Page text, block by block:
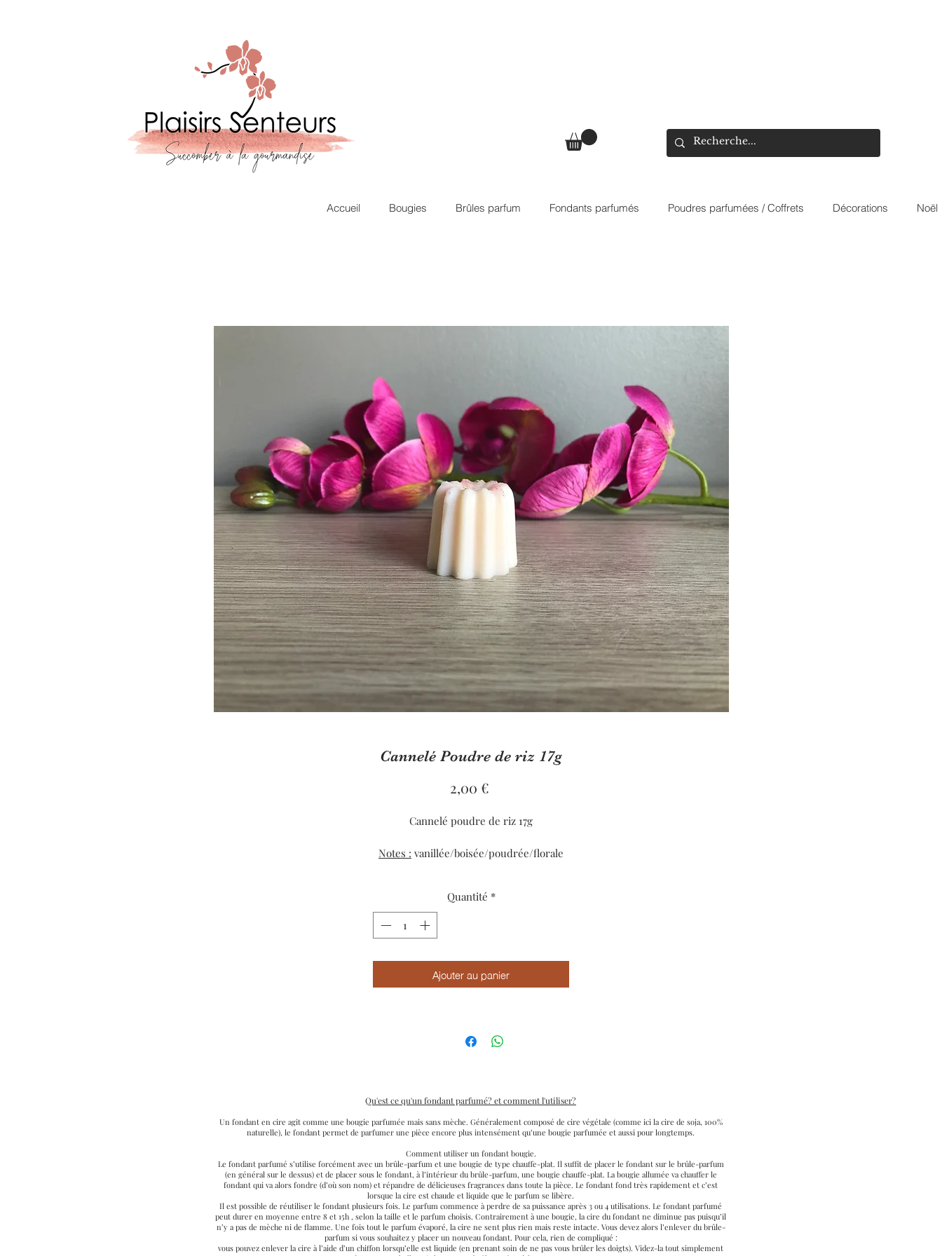
Accueil Bougies Brûles parfum Fondants parfumés Poudres parfumées / Coffrets Décorations Noël
Cannelé Poudre de riz 17g
2,00 €Prix
Cannelé poudre de riz 17g
Notes : vanillée/boisée/poudrée/florale
Notes de fond :santal/musc/héliotrope
A utiliser avec un brûle parfum et une bougie chauffe plat
Quantité *
Ajouter au panier
Qu'est ce qu'un fondant parfumé? et comment l'utiliser?
Un fondant en cire agit comme une bougie parfumée mais sans mèche. Généralement composé de cire végétale (comme ici la cire de soja, 100%
naturelle), le fondant permet de parfumer une pièce encore plus intensément qu’une bougie parfumée et aussi pour longtemps.
Comment utiliser un fondant bougie.
Le fondant parfumé s’utilise forcément avec un brûle-parfum et une bougie de type chauffe-plat. Il suffit de placer le fondant sur le brûle-parfum
(en général sur le dessus) et de placer sous le fondant, à l’intérieur du brûle-parfum, une bougie chauffe-plat. La bougie allumée va chauffer le
fondant qui va alors fondre (d’où son nom) et répandre de délicieuses fragrances dans toute la pièce. Le fondant fond très rapidement et c’est
lorsque la cire est chaude et liquide que le parfum se libère.
Il est possible de réutiliser le fondant plusieurs fois. Le parfum commence à perdre de sa puissance après 3 ou 4 utilisations. Le fondant parfumé
peut durer en moyenne entre 8 et 15h , selon la taille et le parfum choisis. Contrairement à une bougie, la cire du fondant ne diminue pas puisqu’il
n’y a pas de mèche ni de flamme. Une fois tout le parfum évaporé, la cire ne sent plus rien mais reste intacte. Vous devez alors l’enlever du brûle-
parfum si vous souhaitez y placer un nouveau fondant. Pour cela, rien de compliqué :
vous pouvez enlever la cire à l’aide d’un chiffon lorsqu’elle est liquide (en prenant soin de ne pas vous brûler les doigts). Videz-la tout simplement